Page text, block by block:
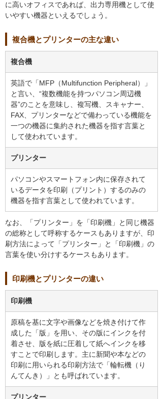
に高いオフィスであれば、出力専用機として使
いやすい機器といえるでしょう。
複合機とプリンターの主な違い
複合機
英語で「MFP（Multifunction Peripheral）」
と言い、“複数機能を持つパソコン周辺機
器”のことを意味し、複写機、スキャナー、
FAX、プリンターなどで備わっている機能を
一つの機器に集約された機器を指す言葉と
して使われています。
プリンター
パソコンやスマートフォン内に保存されて
いるデータを印刷（プリント）するのみの
機器を指す言葉として使われています。
なお、「プリンター」を「印刷機」と同じ機器
の総称として呼称するケースもありますが、印
刷方法によって「プリンター」と「印刷機」の
言葉を使い分けするケースもあります。
印刷機とプリンターの違い
印刷機
原稿を基に文字や画像などを焼き付けて作
成した「版」を用い、その版にインクを付
着させ、版を紙に圧着して紙へインクを移
すことで印刷します。主に新聞や本などの
印刷に用いられる印刷方法で「輪転機（り
んてんき）」とも呼ばれています。
プリンター